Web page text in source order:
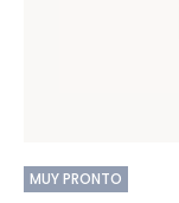
MUY PRONTO